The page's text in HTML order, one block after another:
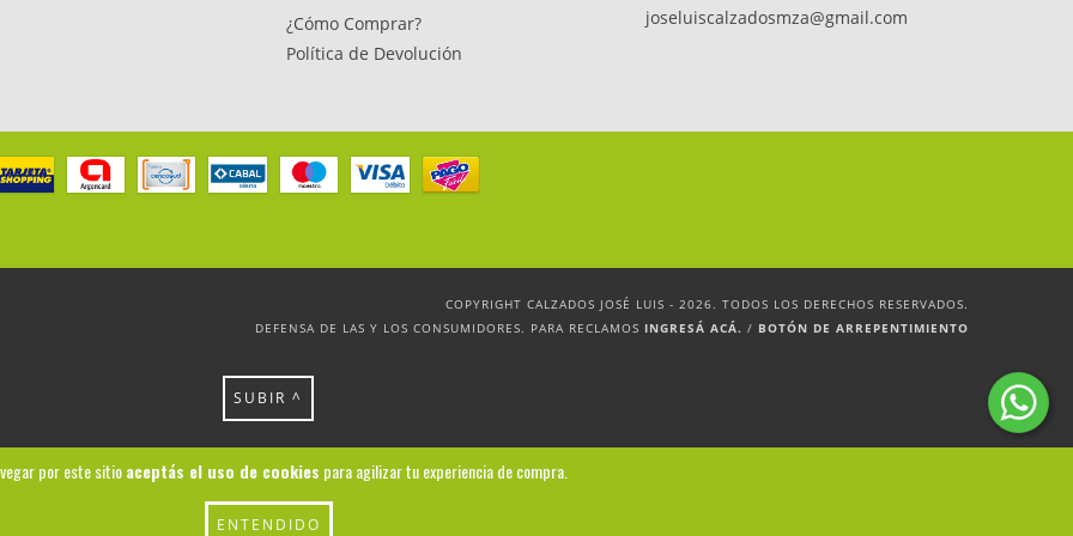
por este sitioaceptás el uso de cookies para agilizar tu experiencia de compra.
ENTENDIDO
¿Cómo Comprar?
Política de Devolución
joseluiscalzadosmza@gmail.com
COPYRIGHT CALZADOS JOSÉ LUIS - 2026. TODOS LOS DERECHOS RESERVADOS.
DEFENSA DE LAS Y LOS CONSUMIDORES. PARA RECLAMOS INGRESÁ ACÁ. / BOTÓN DE ARREPENTIMIENTO
SUBIR ^